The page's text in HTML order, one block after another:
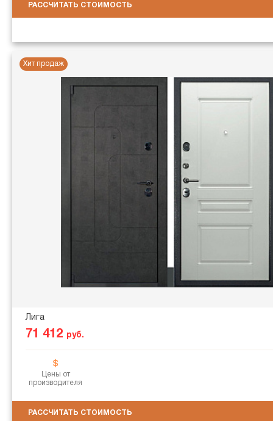
РАССЧИТАТЬ СТОИМОСТЬ
Хит продаж
Лига
71 412 руб.
Цены от
производителя
РАССЧИТАТЬ СТОИМОСТЬ